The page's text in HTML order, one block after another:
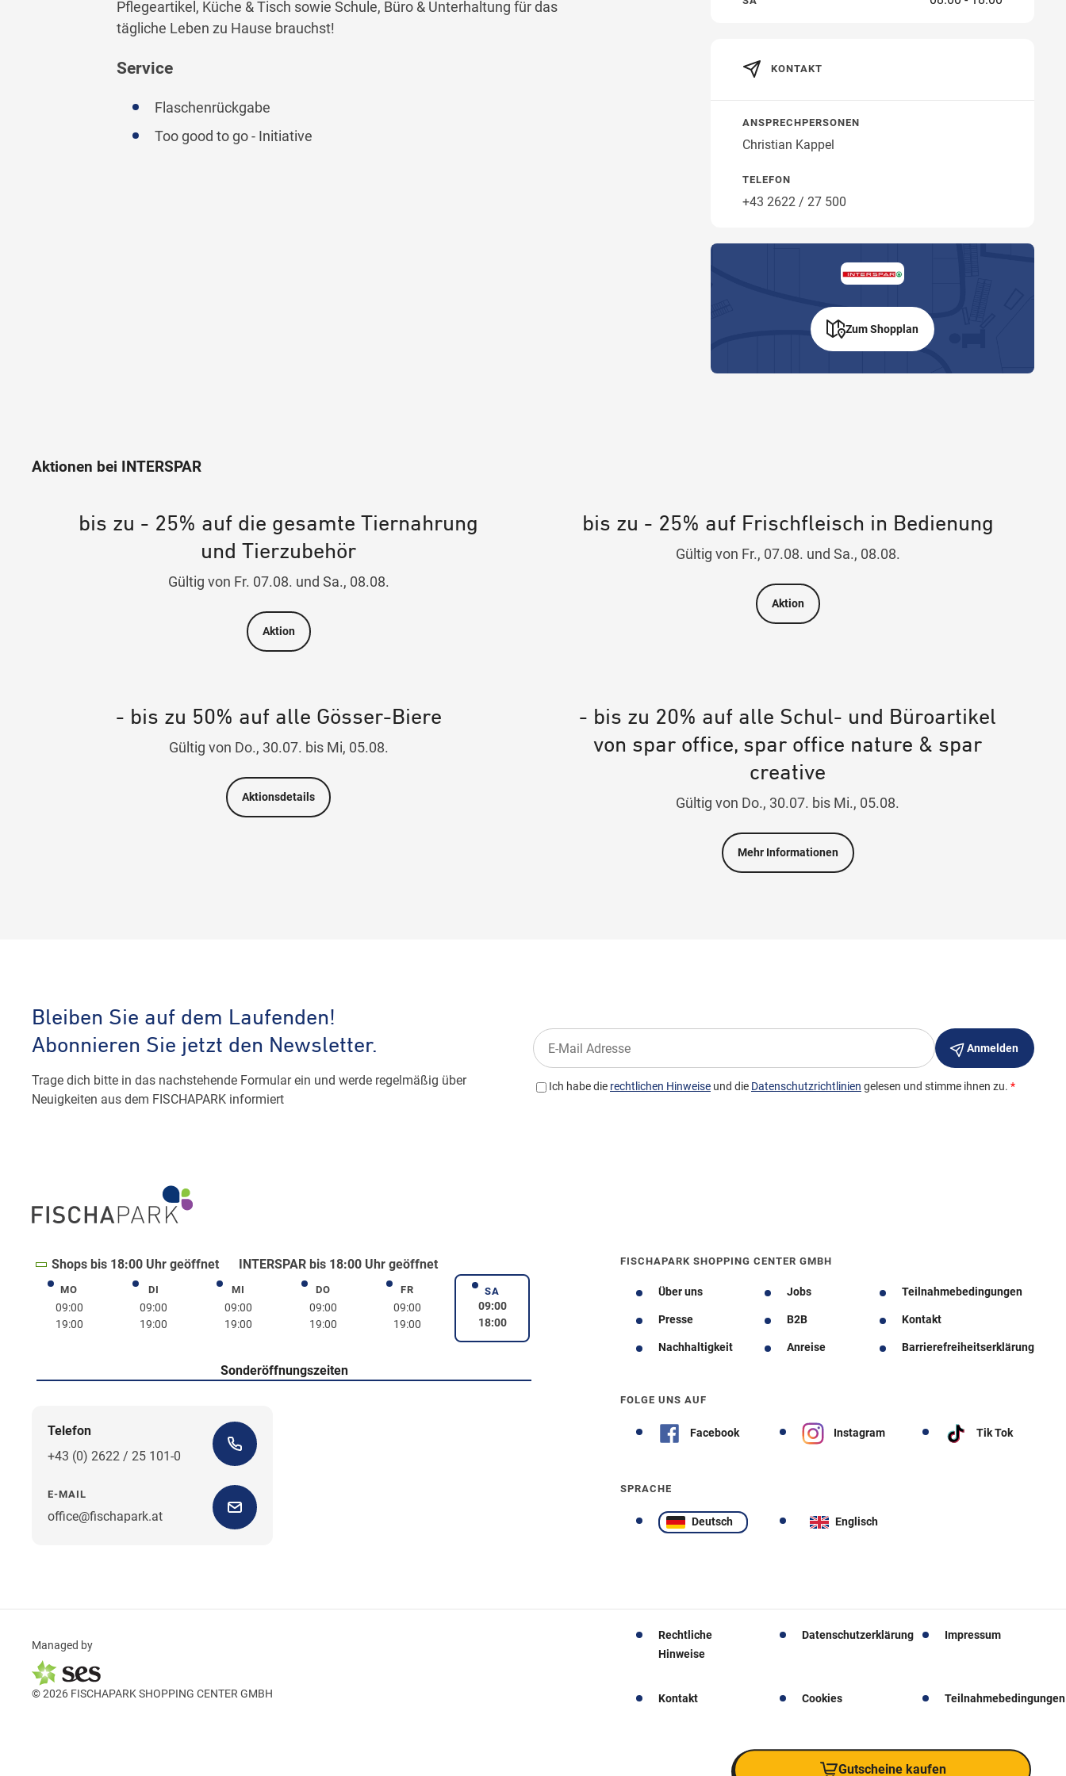
Pflegeartikel, Küche & Tisch sowie Schule, Büro & Unterhaltung für das
tägliche Leben zu Hause brauchst!
Service
Flaschenrückgabe
Too good to go - Initiative
KONTAKT
ANSPRECHPERSONEN
Christian Kappel
TELEFON
+43 2622 / 27 500
Zum Shopplan
Aktionen bei INTERSPAR
bis zu - 25% auf die gesamte Tiernahrung
und Tierzubehör
Gültig von Fr. 07.08. und Sa., 08.08.
Aktion
bis zu - 25% auf Frischfleisch in Bedienung
Gültig von Fr., 07.08. und Sa., 08.08.
Aktion
- bis zu 50% auf alle Gösser-Biere
Gültig von Do., 30.07. bis Mi, 05.08.
Aktionsdetails
- bis zu 20% auf alle Schul- und Büroartikel
von spar office, spar office nature & spar
creative
Gültig von Do., 30.07. bis Mi., 05.08.
Mehr Informationen
Shops bis 18:00 Uhr geöffnet INTERSPAR bis 18:00 Uhr geöffnet
MOMontag
09:00
19:00
DIDienstag
09:00
19:00
MIMittwoch
09:00
19:00
DODonnerstag
09:00
19:00
FRFreitag
09:00
19:00
SASamstag
09:00
18:00
Sonderöffnungszeiten
Telefon
+43 (0) 2622 / 25 101-0
E-MAIL
office@fischapark.at
FISCHAPARK SHOPPING CENTER GMBH
Über uns Jobs Teilnahmebedingungen
Presse B2B Kontakt
Nachhaltigkeit Anreise Barrierefreiheitserklärung
FOLGE UNS AUF
Facebook Instagram Tik Tok
SPRACHE
Deutsch Englisch
Managed by
© 2026 FISCHAPARK SHOPPING CENTER GMBH
Rechtliche
Hinweise
Datenschutzerklärung Impressum
Kontakt Cookies Teilnahmebedingungen
Gutscheine kaufen